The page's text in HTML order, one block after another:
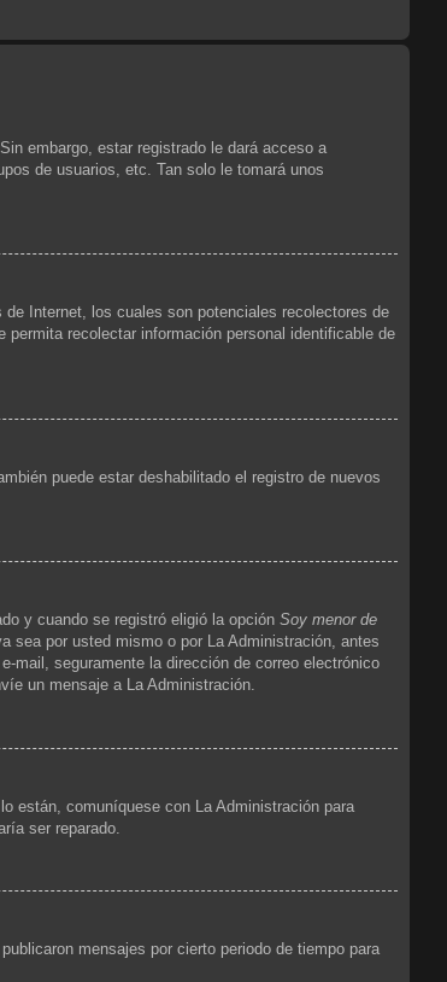
embargo, estar registrado le dará acceso a
de usuarios, etc. Tan solo le tomará unos
Internet, los cuales son potenciales recolectores de
recolectar información personal identificable de
puede estar deshabilitado el registro de nuevos
y cuando se registró eligió la opción Soy menor de
sea por usted mismo o por La Administración, antes
mail, seguramente la dirección de correo electrónico
un mensaje a La Administración.
están, comuníquese con La Administración para
ser reparado.
mensajes por cierto periodo de tiempo para